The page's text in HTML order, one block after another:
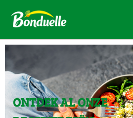
ONTDEK AL ONZE